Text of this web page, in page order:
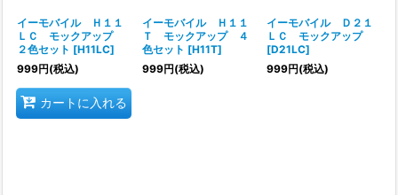
イーモバイル Ｈ１１
ＬＣ モックアップ
２色セット [H11LC]
999円(税込)
カートに入れる
イーモバイル Ｈ１１
Ｔ モックアップ ４
色セット [H11T]
999円(税込)
イーモバイル Ｄ２１
ＬＣ モックアップ
[D21LC]
999円(税込)